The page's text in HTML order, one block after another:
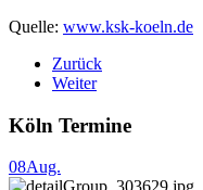
Quelle: www.ksk-koeln.de
Zurück
Weiter
Köln Termine
08Aug.